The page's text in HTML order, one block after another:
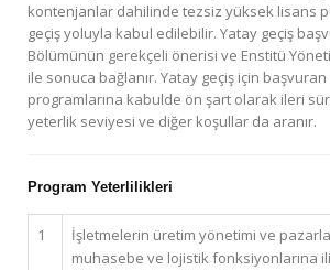
kontenjanlar dahilinde tezsiz yüksek lisans
geçiş yoluyla kabul edilebilir. Yatay geçiş
Bölümünün gerekçeli önerisi ve Enstitü
ile sonuca bağlanır. Yatay geçiş için
programlarına kabulde ön şart olarak ileri
yeterlik seviyesi ve diğer koşullar da aranır.
Program Yeterlilikleri
1
İşletmelerin üretim yönetimi ve
muhasebe ve lojistik fonksiyonlarına